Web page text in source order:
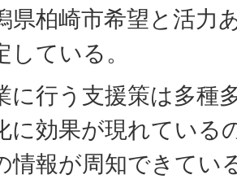
県柏崎市希望と活力
ている。
に行う支援策は多種
に効果が現れている
情報が周知できてい